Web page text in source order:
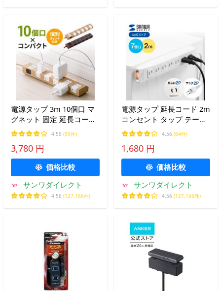
電源タップ 3m 10個口 マ
グネット 固定 延長コード
コンセントタップ コンセ
ント テーブルタップ おし
ゃれ スイッチ付き 木目 節
電 スイングプラグ 700-
TAP051-3
4.59 (99件)
3,780 円
価格比較
サンワダイレクト
4.56 (127,166件)
電源タップ 延長コード 2m
コンセント タップ テーブ
ルタップ マグネット 固定
抜け止め 雷ガード 一括ス
イッチ 節電 7個口 700-
TAP033
4.56 (64件)
1,680 円
価格比較
サンワダイレクト
4.56 (127,166件)